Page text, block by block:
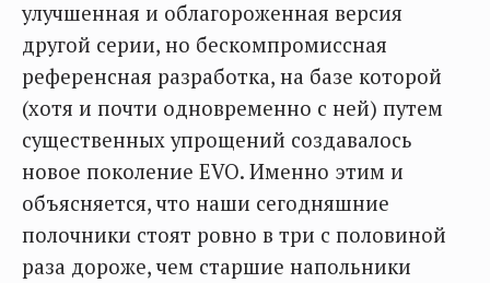
улучшенная и облагороженная версия
другой серии, но бескомпромиссная
референсная разработка, на базе которой
(хотя и почти одновременно с ней) путем
существенных упрощений создавалось
новое поколение EVO. Именно этим и
объясняется, что наши сегодняшние
полочники стоят ровно в три с половиной
раза дороже, чем старшие напольники